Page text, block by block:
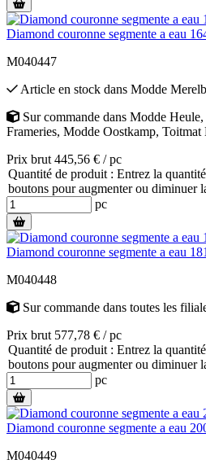
Diamond couronne segmente a eau
M040447
Article en stock dans Modde
Sur commande dans Modde Heule,
Frameries, Modde Oostkamp, Toitmat
Prix brut 445,56 € / pc
Quantité de produit : Entrez la
boutons pour augmenter ou diminuer
pc
Diamond couronne segmente a eau
M040448
Sur commande dans toutes les
Prix brut 577,78 € / pc
Quantité de produit : Entrez la
boutons pour augmenter ou diminuer
pc
Diamond couronne segmente a eau
M040449